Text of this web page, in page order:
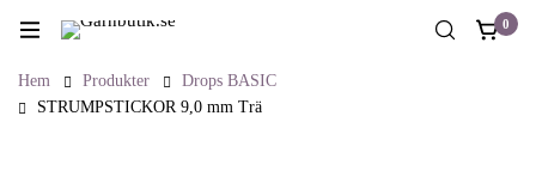
0
Hem Produkter
Drops BASIC
STRUMPSTICKOR 9,0 mm Trä